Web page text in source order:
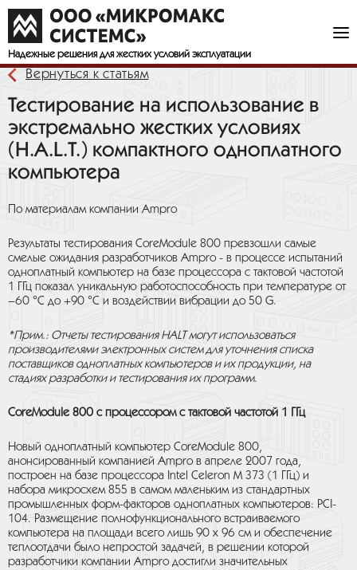
Надежные решения для жестких условий эксплуатации
Вернуться к статьям
Тестирование на использование в
экстремально жестких условиях
(H.A.L.T.) компактного одноплатного
компьютера
По материалам компании Ampro
Результаты тестирования CoreModule 800 превзошли самые
смелые ожидания разработчиков Ampro - в процессе испытаний
одноплатный компьютер на базе процессора с тактовой частотой
1 ГГц показал уникальную работоспособность при температуре от
–60 °С до +90 °С и воздействии вибрации до 50 G.
*Прим.: Отчеты тестирования HALT могут использоваться
производителями электронных систем для уточнения списка
поставщиков одноплатных компьютеров и их продукции, на
стадиях разработки и тестирования их программ.
CoreModule 800 с процессором с тактовой частотой 1 ГГц
Новый одноплатный компьютер CoreModule 800,
анонсированный компанией Ampro в апреле 2007 года,
построен на базе процессора Intel Celeron M 373 (1 ГГц) и
набора микросхем 855 в самом маленьким из стандартных
промышленных форм-факторов одноплатных компьютеров: РCI-
104. Размещение полнофункционального встраиваемого
компьютера на площади всего лишь 90 x 96 см и обеспечение
теплоотдачи было непростой задачей, в решении которой
разработчики компании Ampro достигли значительных